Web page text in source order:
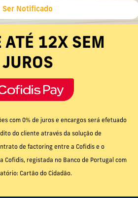
Ser Notificado
ATÉ 12X SEM
JUROS
com 0% de juros e encargos será efetuado
do cliente através da solução de
de factoring entre a Cofidis e o
Cofidis, registada no Banco de Portugal com
Cartão do Cidadão.